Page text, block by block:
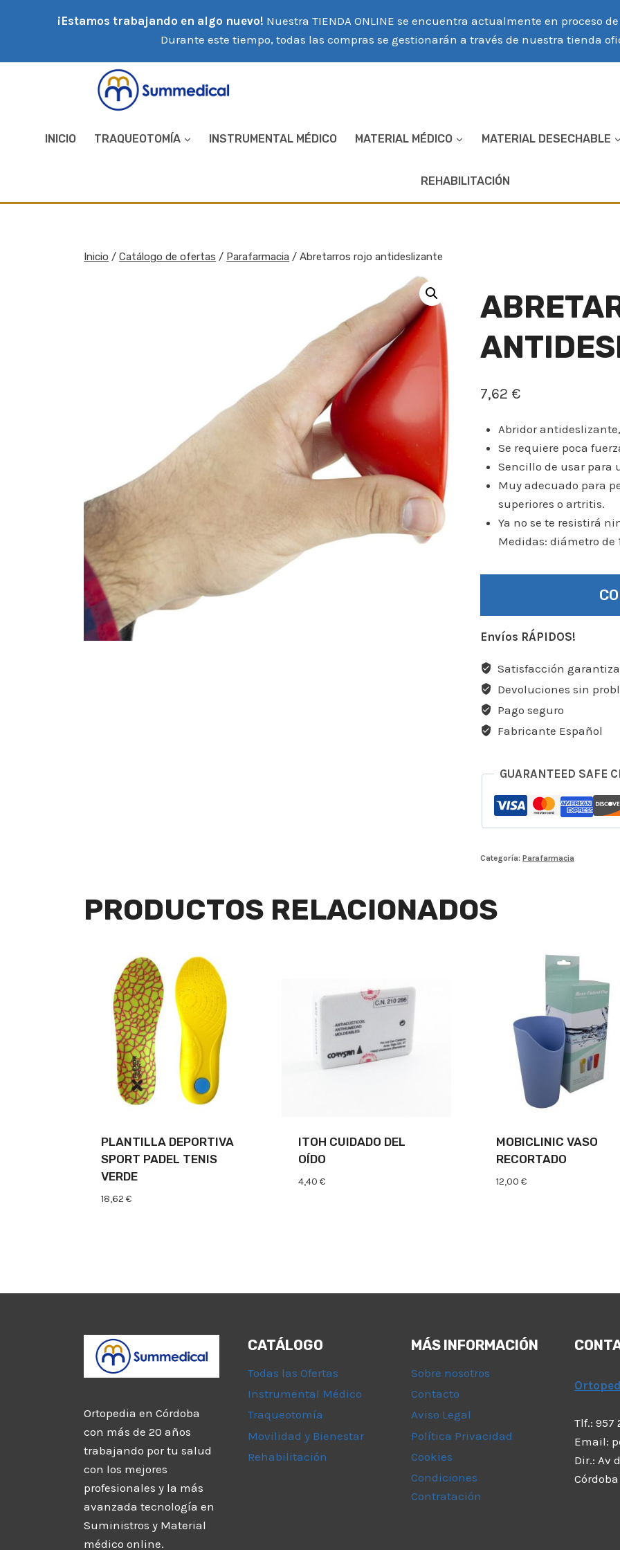
¡Estamos trabajando en algo nuevo! Nuestra TIENDA ONLINE se encuentra actualmente en proceso
Durante este tiempo, todas las compras se gestionarán a través de nuestra tienda
INICIO TRAQUEOTOMÍA INSTRUMENTAL MÉDICO MATERIAL MÉDICO MATERIAL DESECHABLE
REHABILITACIÓN
Inicio / Catálogo de ofertas / Parafarmacia / Abretarros rojo antideslizante
7,62 €
Abridor
Se requiere poca
Sencillo de usar para
Muy adecuado para
superiores o artritis.
Ya no se te resistirá
Medidas: diámetro de
Envíos RÁPIDOS!
Satisfacción
Devoluciones sin
Pago seguro
Fabricante Español
GUARANTEED SAFE
Categoría:Parafarmacia
PRODUCTOS RELACIONADOS
PLANTILLA DEPORTIVA
SPORT PADEL TENIS
VERDE
18,62 €
ITOH CUIDADO DEL
OÍDO
4,40€
MOBICLINIC VASO
RECORTADO
12,00 €
Ortopedia en Córdoba
con más de 20 años
trabajando por tu salud
con los mejores
profesionales y la más
avanzada tecnología en
Suministros y Material
médico online.
CATÁLOGO
Todas las Ofertas
Instrumental Médico
Traqueotomía
Movilidad y Bienestar
Rehabilitación
MÁS INFORMACIÓN
Sobre nosotros
Contacto
Aviso Legal
Política Privacidad
Cookies
Condiciones
Contratación
Tlf.: 957
Email:
Dir.: Av
Córdoba